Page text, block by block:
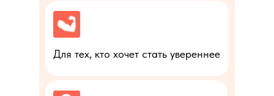
Для тех, кто хочет стать увереннее